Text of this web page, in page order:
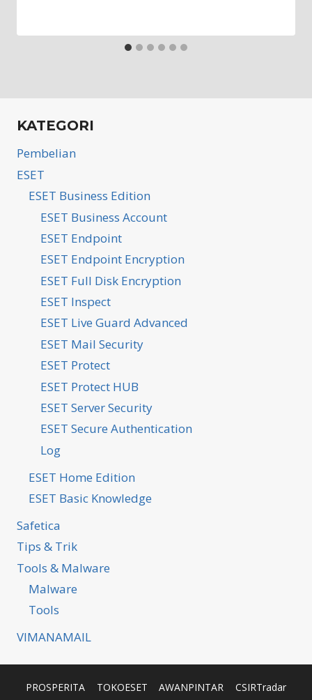
KATEGORI
Pembelian
ESET
ESET Business Edition
ESET Business Account
ESET Endpoint
ESET Endpoint Encryption
ESET Full Disk Encryption
ESET Inspect
ESET Live Guard Advanced
ESET Mail Security
ESET Protect
ESET Protect HUB
ESET Server Security
ESET Secure Authentication
Log
ESET Home Edition
ESET Basic Knowledge
Safetica
Tips & Trik
Tools & Malware
Malware
Tools
VIMANAMAIL
PROSPERITA TOKOESET AWANPINTAR CSIRTradar